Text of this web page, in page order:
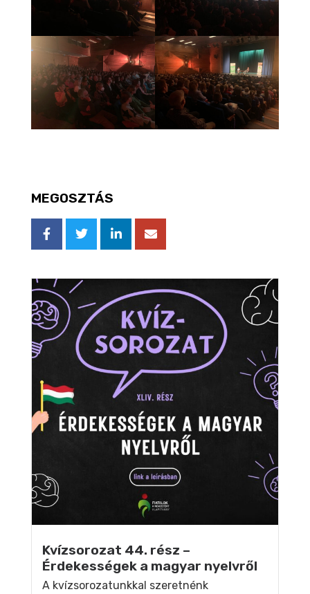
MEGOSZTÁS
Kvízsorozat 44. rész –
Érdekességek a magyar nyelvről
A kvízsorozatunkkal szeretnénk